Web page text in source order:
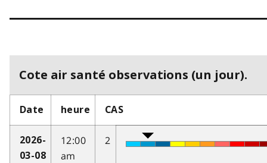
Cote air santé observations (un jour).
Date heure CAS
2026-
03-08
12:00
am
2